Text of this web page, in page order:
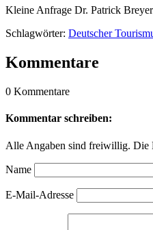
Kleine Anfrage Dr. Patrick
Schlagwörter: Deutscher
Kommentare
0 Kommentare
Kommentar schreiben:
Alle Angaben sind freiwillig. Die
Name
E-Mail-Adresse